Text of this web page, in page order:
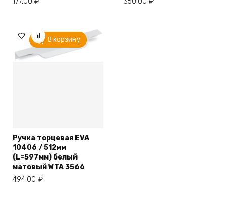
В корзину
Ручка торцевая EVA
10406 / 512мм
(L=597мм) белый
матовый WTA 3566
494,00 ₽